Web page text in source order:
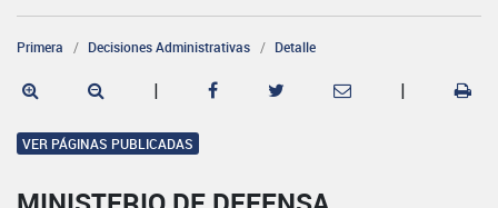
Primera Decisiones Administrativas Detalle
| |
VER PÁGINAS PUBLICADAS